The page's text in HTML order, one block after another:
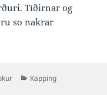
Tíðirnar og
so nakrar
frá havsvimjingini í
Categories
Kapping
í Fuglafirði í dag